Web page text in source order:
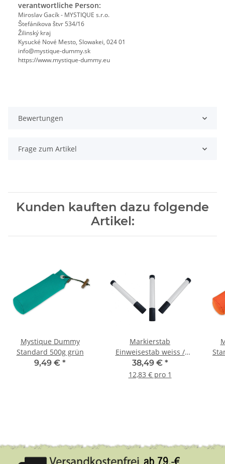
verantwortliche Person:
Miroslav Gacík - MYSTIQUE s.r.o.
Štefánikova štvr 534/16
Žilinský kraj
Kysucké Nové Mesto, Slowakei, 024 01
info@mystique-dummy.sk
https://www.mystique-dummy.eu
Bewertungen
Frage zum Artikel
Kunden kauften dazu folgende
Artikel:
Mystique Dummy
Standard 500g grün
9,49 € *
Markierstab
Einweisestab weiss /
schwarz im Set 3 Stück
38,49 € *
12,83 € pro 1